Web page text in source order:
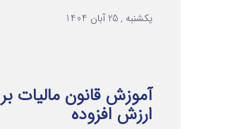
یکشنبه , 25 آبان 1404
آموزش قانون مالیات بر
ارزش افزوده